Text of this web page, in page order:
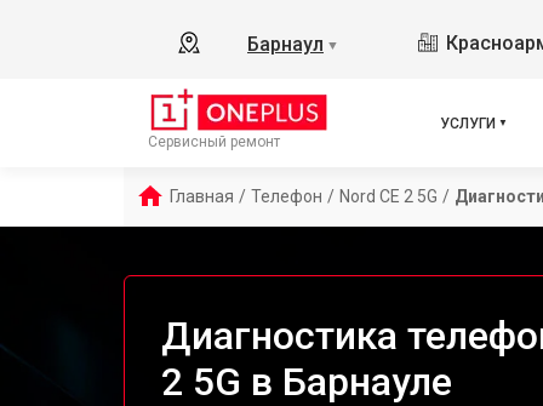
Барнаул ▼
Сервисный ремонт
УСЛУГИ
Главная / Телефон / Nord CE 2 5G /
Диагностика
2 5G в Барнауле